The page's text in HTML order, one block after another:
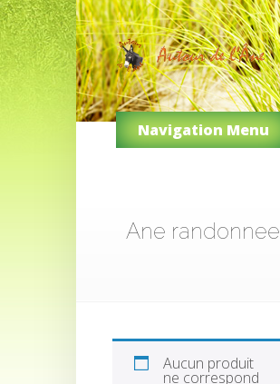
Navigation Menu
Ane randonnee
Aucun produit
ne correspond